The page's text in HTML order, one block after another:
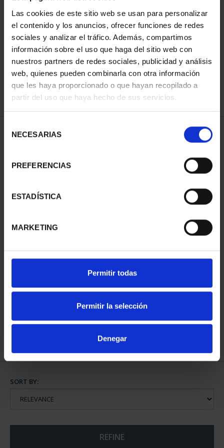
Las cookies de este sitio web se usan para personalizar
el contenido y los anuncios, ofrecer funciones de redes
sociales y analizar el tráfico. Además, compartimos
información sobre el uso que haga del sitio web con
nuestros partners de redes sociales, publicidad y análisis
web, quienes pueden combinarla con otra información
que les haya proporcionado o que hayan recopilado a
partir del uso que haya hecho de sus servicios.
NECESARIAS
PREFERENCIAS
ESTADÍSTICA
MARKETING
Permitir todas
Permitir la selección
Denegar
SORT BY:
REFINE
1 Products found
CITIES - ALCALÁ DE
HENARE...
SORT BY:
REFINE